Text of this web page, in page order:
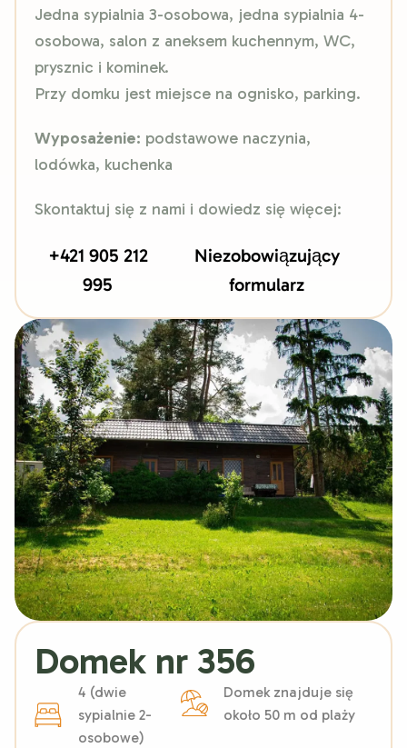
Jedna sypialnia 3-osobowa, jedna sypialnia 4-
osobowa, salon z aneksem kuchennym, WC,
prysznic i kominek.
Przy domku jest miejsce na ognisko, parking.
Wyposażenie: podstawowe naczynia,
lodówka, kuchenka
Skontaktuj się z nami i dowiedz się więcej:
+421 905 212
995
Niezobowiązujący
formularz
Domek nr 356
4 (dwie
sypialnie 2-
osobowe)
Domek znajduje się
około 50 m od plaży